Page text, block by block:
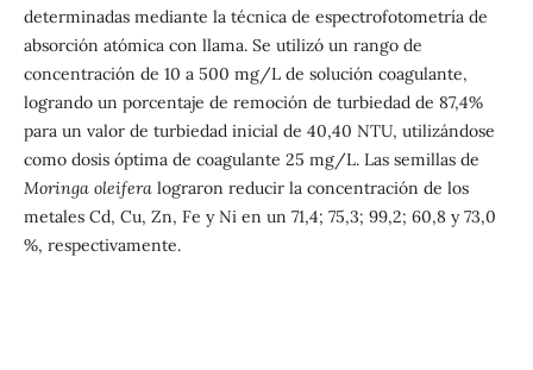
determinadas mediante la técnica de espectrofotometría de
absorción atómica con llama. Se utilizó un rango de
concentración de 10 a 500 mg/L de solución coagulante,
logrando un porcentaje de remoción de turbiedad de 87,4%
para un valor de turbiedad inicial de 40,40 NTU, utilizándose
como dosis óptima de coagulante 25 mg/L. Las semillas de
Moringa oleifera lograron reducir la concentración de los
metales Cd, Cu, Zn, Fe y Ni en un 71,4; 75,3; 99,2; 60,8 y 73,0
%, respectivamente.